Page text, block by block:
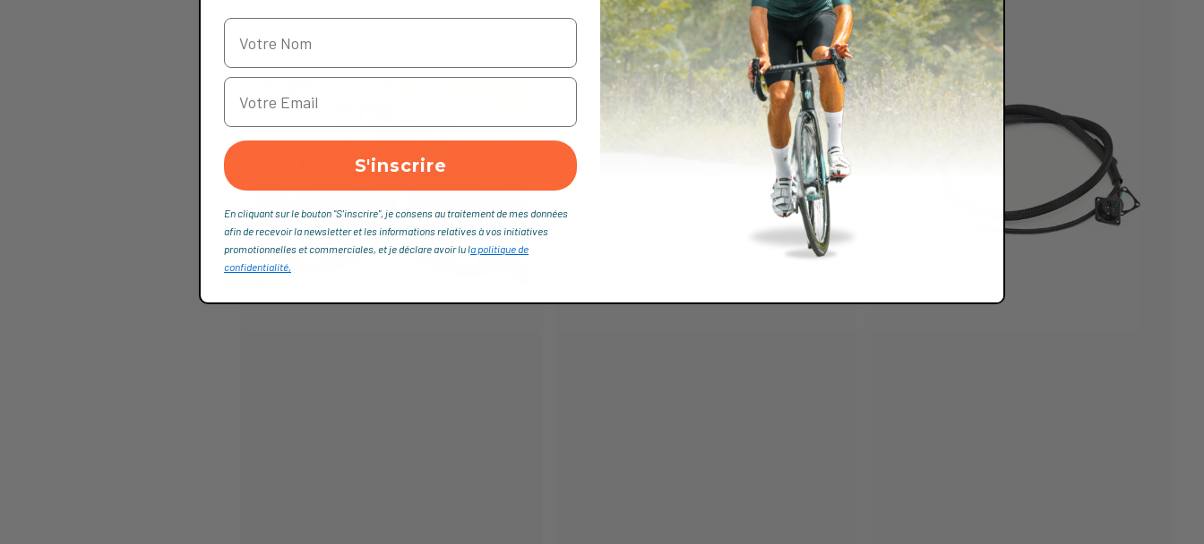
S'inscrire
En cliquant sur le bouton "S'inscrire", je consens au traitement de mes données
afin de recevoir la newsletter et les informations relatives à vos initiatives
promotionnelles et commerciales, et je déclare avoir lu la politique de
confidentialité,